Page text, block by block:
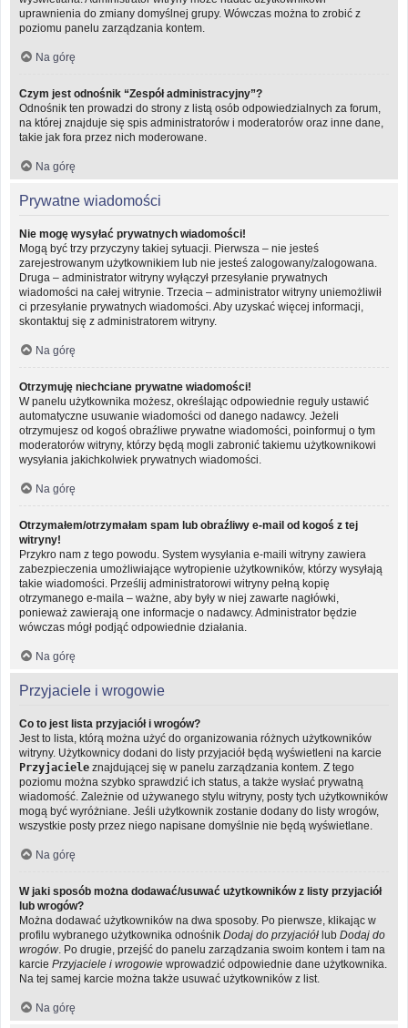
uprawnienia do zmiany domyślnej grupy. Wówczas można to zrobić z
poziomu panelu zarządzania kontem.
Na górę
Czym jest odnośnik “Zespół administracyjny”?
Odnośnik ten prowadzi do strony z listą osób odpowiedzialnych za forum,
na której znajduje się spis administratorów i moderatorów oraz inne dane,
takie jak fora przez nich moderowane.
Na górę
Prywatne wiadomości
Nie mogę wysyłać prywatnych wiadomości!
Mogą być trzy przyczyny takiej sytuacji. Pierwsza – nie jesteś
zarejestrowanym użytkownikiem lub nie jesteś zalogowany/zalogowana.
Druga – administrator witryny wyłączył przesyłanie prywatnych
wiadomości na całej witrynie. Trzecia – administrator witryny uniemożliwił
ci przesyłanie prywatnych wiadomości. Aby uzyskać więcej informacji,
skontaktuj się z administratorem witryny.
Na górę
Otrzymuję niechciane prywatne wiadomości!
W panelu użytkownika możesz, określając odpowiednie reguły ustawić
automatyczne usuwanie wiadomości od danego nadawcy. Jeżeli
otrzymujesz od kogoś obraźliwe prywatne wiadomości, poinformuj o tym
moderatorów witryny, którzy będą mogli zabronić takiemu użytkownikowi
wysyłania jakichkolwiek prywatnych wiadomości.
Na górę
Otrzymałem/otrzymałam spam lub obraźliwy e-mail od kogoś z tej
witryny!
Przykro nam z tego powodu. System wysyłania e-maili witryny zawiera
zabezpieczenia umożliwiające wytropienie użytkowników, którzy wysyłają
takie wiadomości. Prześlij administratorowi witryny pełną kopię
otrzymanego e-maila – ważne, aby były w niej zawarte nagłówki,
ponieważ zawierają one informacje o nadawcy. Administrator będzie
wówczas mógł podjąć odpowiednie działania.
Na górę
Przyjaciele i wrogowie
Co to jest lista przyjaciół i wrogów?
Jest to lista, którą można użyć do organizowania różnych użytkowników
witryny. Użytkownicy dodani do listy przyjaciół będą wyświetleni na karcie
Przyjaciele znajdującej się w panelu zarządzania kontem. Z tego
poziomu można szybko sprawdzić ich status, a także wysłać prywatną
wiadomość. Zależnie od używanego stylu witryny, posty tych użytkowników
mogą być wyróżniane. Jeśli użytkownik zostanie dodany do listy wrogów,
wszystkie posty przez niego napisane domyślnie nie będą wyświetlane.
Na górę
W jaki sposób można dodawać/usuwać użytkowników z listy przyjaciół
lub wrogów?
Można dodawać użytkowników na dwa sposoby. Po pierwsze, klikając w
profilu wybranego użytkownika odnośnik Dodaj do przyjaciół lub Dodaj do
wrogów . Po drugie, przejść do panelu zarządzania swoim kontem i tam na
karcie Przyjaciele i wrogowie wprowadzić odpowiednie dane użytkownika.
Na tej samej karcie można także usuwać użytkowników z list.
Na górę